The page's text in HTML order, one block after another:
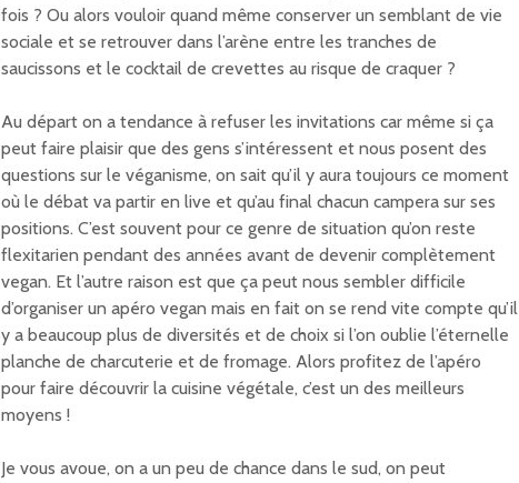
fois ? Ou alors vouloir quand même conserver un semblant de vie
sociale et se retrouver dans l’arène entre les tranches de
saucissons et le cocktail de crevettes au risque de craquer ?
Au départ on a tendance à refuser les invitations car même si ça
peut faire plaisir que des gens s’intéressent et nous posent des
questions sur le véganisme, on sait qu’il y aura toujours ce moment
où le débat va partir en live et qu’au final chacun campera sur ses
positions. C’est souvent pour ce genre de situation qu’on reste
flexitarien pendant des années avant de devenir complètement
vegan. Et l’autre raison est que ça peut nous sembler difficile
d’organiser un apéro vegan mais en fait on se rend vite compte qu’il
y a beaucoup plus de diversités et de choix si l’on oublie l’éternelle
planche de charcuterie et de fromage. Alors profitez de l’apéro
pour faire découvrir la cuisine végétale, c’est un des meilleurs
moyens !
Je vous avoue, on a un peu de chance dans le sud, on peut